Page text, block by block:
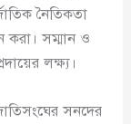
নৈতিকতা
করা। সম্মান ও
লক্ষ্য।
সনদের